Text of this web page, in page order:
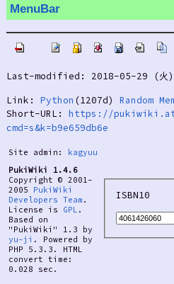
MenuBar
Last-modified: 2018-05-29 (火
Link: Python (1207d) Random
Short-URL: https://
cmd=s&k=b9e659db6e
Site admin:
kagyuu
PukiWiki 1.4.6
Copyright © 2001-
2005 PukiWiki
Developers Team .
License is GPL .
Based on
"PukiWiki" 1.3 by
yu-ji . Powered by
PHP 5.3.3. HTML
convert time:
0.028 sec.
ISBN10